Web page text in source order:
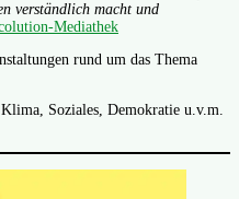
verständlich macht und
Mediathek
rund um das Thema
Soziales, Demokratie u.v.m.